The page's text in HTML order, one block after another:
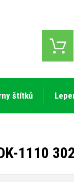
štítků
1110